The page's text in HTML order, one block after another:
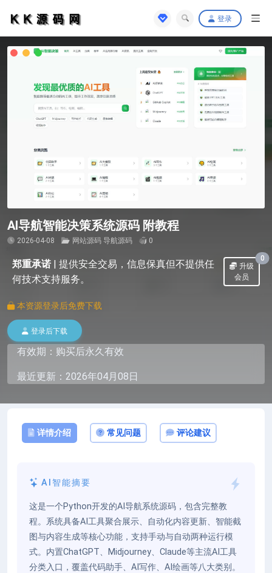
登录
AI导航智能决策系统源码 附教程
2026-04-08 网站源码 导航源码 0
郑重承诺 | 提供安全交易，信息保真但不提供任
何技术支持服务。
升级
会员
0
本资源登录后免费下载
登录后下载
有效期：购买后永久有效
最近更新：2026年04月08日
详情介绍 常见问题 评论建议
AI智能摘要
这是一个Python开发的AI导航系统源码，包含完整教
程。系统具备AI工具聚合展示、自动化内容更新、智能截
图与内容生成等核心功能，支持手动与自动两种运行模
式。内置ChatGPT、Midjourney、Claude等主流AI工具
分类入口，覆盖代码助手、AI写作、AI绘画等八大类别。